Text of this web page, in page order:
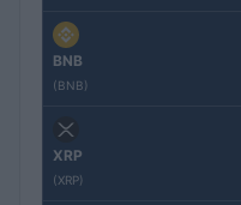
BNB
(BNB)
XRP
(XRP)